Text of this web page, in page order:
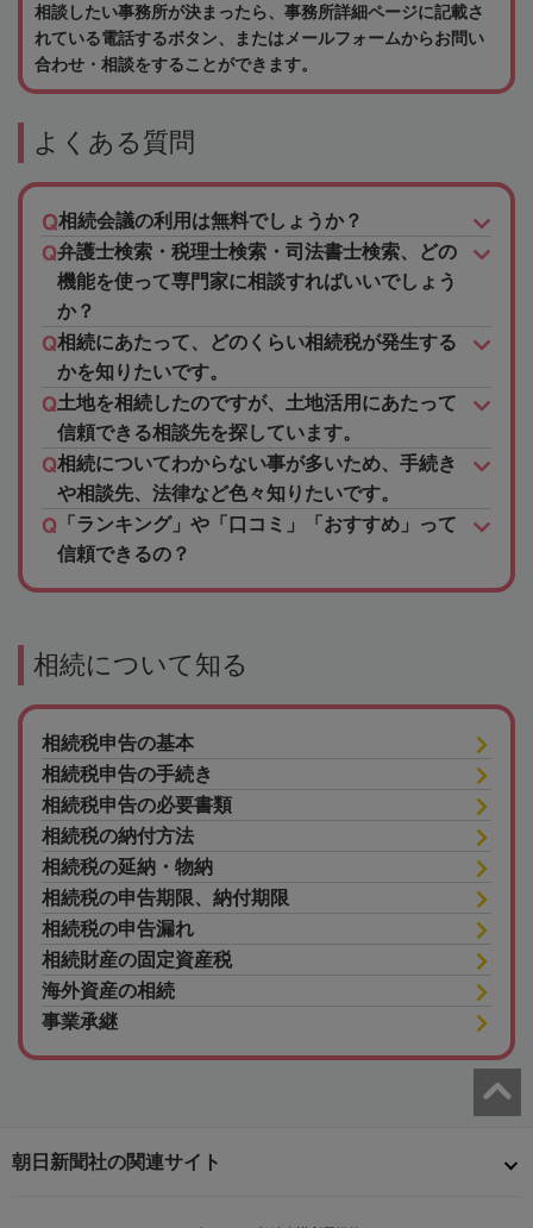
相談したい事務所が決まったら、事務所詳細ページに記載さ
れている電話するボタン、またはメールフォームからお問い
合わせ・相談をすることができます。
よくある質問
相続会議の利用は無料でしょうか？
弁護士検索・税理士検索・司法書士検索、どの
機能を使って専門家に相談すればいいでしょう
か？
相続にあたって、どのくらい相続税が発生する
かを知りたいです。
土地を相続したのですが、土地活用にあたって
信頼できる相談先を探しています。
相続についてわからない事が多いため、手続き
や相談先、法律など色々知りたいです。
「ランキング」や「口コミ」「おすすめ」って
信頼できるの？
相続について知る
相続税申告の基本
相続税申告の手続き
相続税申告の必要書類
相続税の納付方法
相続税の延納・物納
相続税の申告期限、納付期限
相続税の申告漏れ
相続財産の固定資産税
海外資産の相続
事業承継
朝日新聞社の関連サイト